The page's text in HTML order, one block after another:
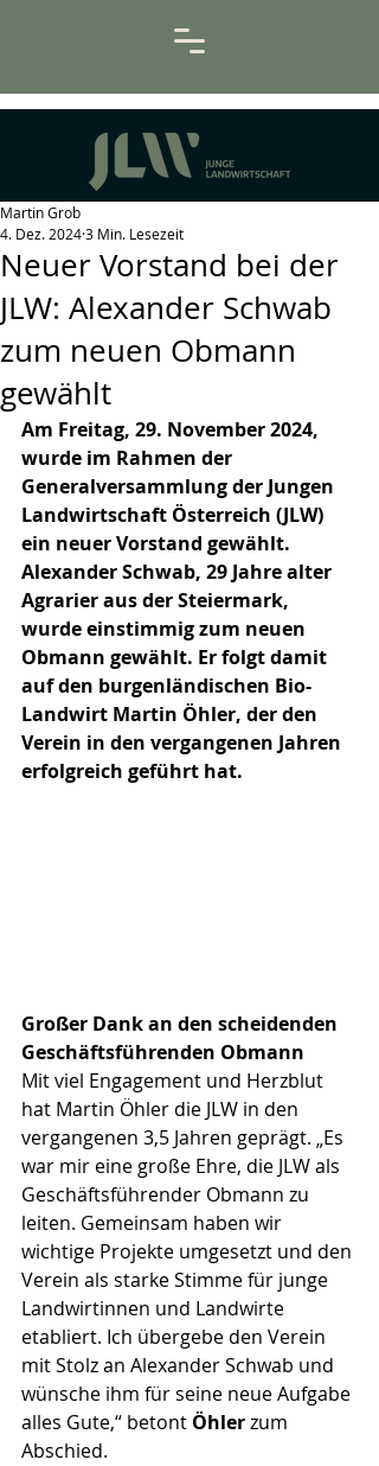
Neuer Vorstand bei der
JLW: Alexander Schwab
zum neuen Obmann
gewählt
Martin Grob
4. Dez. 20243 Min. Lesezeit
Am Freitag, 29. November 2024,
wurde im Rahmen der
Generalversammlung der Jungen
Landwirtschaft Österreich (JLW)
ein neuer Vorstand gewählt.
Alexander Schwab, 29 Jahre alter
Agrarier aus der Steiermark,
wurde einstimmig zum neuen
Obmann gewählt. Er folgt damit
auf den burgenländischen Bio-
Landwirt Martin Öhler, der den
Verein in den vergangenen Jahren
erfolgreich geführt hat.
Großer Dank an den scheidenden
Geschäftsführenden Obmann
Mit viel Engagement und Herzblut
hat Martin Öhler die JLW in den
vergangenen 3,5 Jahren geprägt. „Es
war mir eine große Ehre, die JLW als
Geschäftsführender Obmann zu
leiten. Gemeinsam haben wir
wichtige Projekte umgesetzt und den
Verein als starke Stimme für junge
Landwirtinnen und Landwirte
etabliert. Ich übergebe den Verein
mit Stolz an Alexander Schwab und
wünsche ihm für seine neue Aufgabe
alles Gute,“ betont Öhler zum
Abschied.